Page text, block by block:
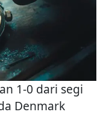
1-0 dari segi
Denmark